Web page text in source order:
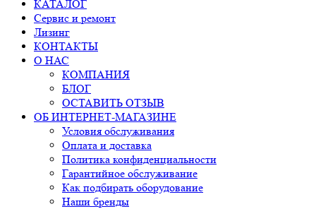
КАТАЛОГ
Сервис и ремонт
Лизинг
КОНТАКТЫ
О НАС
КОМПАНИЯ
БЛОГ
ОСТАВИТЬ ОТЗЫВ
ОБ ИНТЕРНЕТ-МАГАЗИНЕ
Условия обслуживания
Оплата и доставка
Политика конфиденциальности
Гарантийное обслуживание
Как подбирать оборудование
Наши бренды